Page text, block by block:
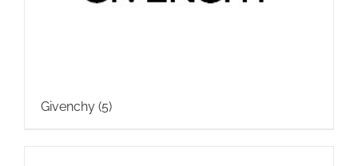
Givenchy (5)